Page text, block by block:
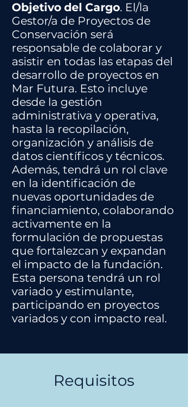
Objetivo del Cargo. El/la
Gestor/a de Proyectos de
Conservación será
responsable de colaborar y
asistir en todas las etapas del
desarrollo de proyectos en
Mar Futura. Esto incluye
desde la gestión
administrativa y operativa,
hasta la recopilación,
organización y análisis de
datos científicos y técnicos.
Además, tendrá un rol clave
en la identificación de
nuevas oportunidades de
financiamiento, colaborando
activamente en la
formulación de propuestas
que fortalezcan y expandan
el impacto de la fundación.
Esta persona tendrá un rol
variado y estimulante,
participando en proyectos
variados y con impacto real.
Requisitos